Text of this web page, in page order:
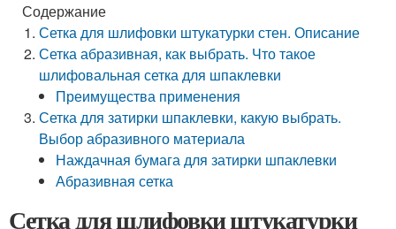
Содержание
Сетка для шлифовки штукатурки стен. Описание
Сетка абразивная, как выбрать. Что такое
шлифовальная сетка для шпаклевки
Преимущества применения
Сетка для затирки шпаклевки, какую выбрать.
Выбор абразивного материала
Наждачная бумага для затирки шпаклевки
Абразивная сетка
Сетка для шлифовки штукатурки